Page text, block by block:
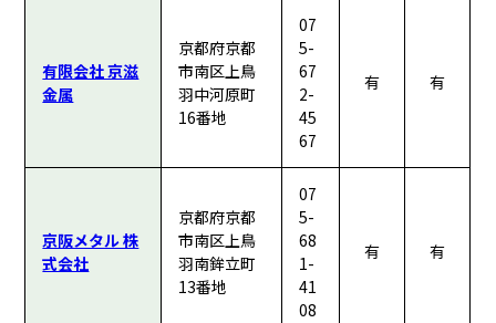
有限会社 京滋
金属
京都府京都
市南区上鳥
羽中河原町
16番地
07
5-
67
2-
45
67
有 有
京阪メタル 株
式会社
京都府京都
市南区上鳥
羽南鉾立町
13番地
07
5-
68
1-
41
08
有 有